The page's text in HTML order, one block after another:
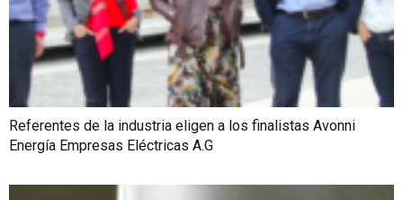
Referentes de la industria eligen a los finalistas Avonni
Energía Empresas Eléctricas A.G